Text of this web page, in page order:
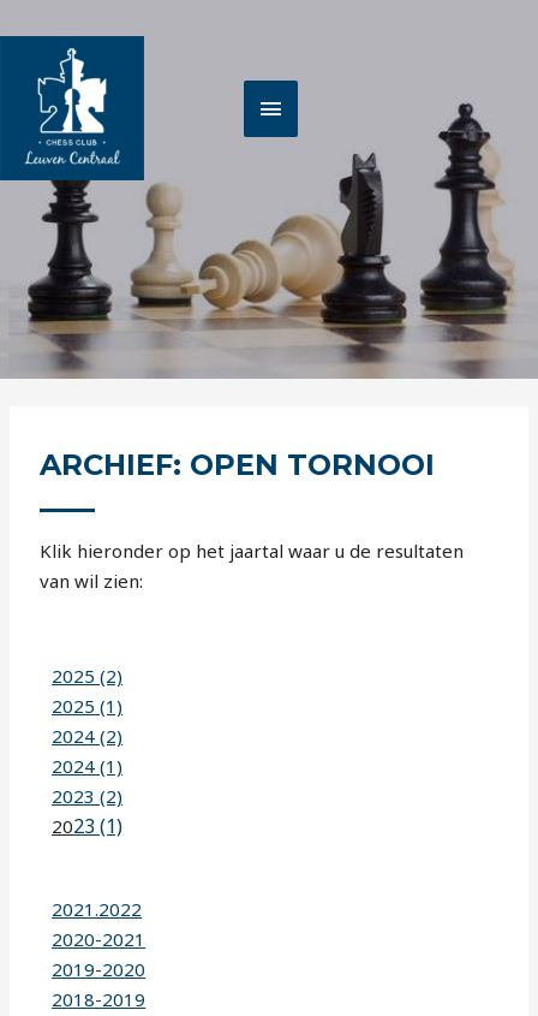
naar
inhoud
ARCHIEF: OPEN TORNOOI
Klik hieronder op het jaartal waar u de resultaten
van wil zien:
2025 (2)
2025 (1)
2024 (2)
2024 (1)
2023 (2)
2023 (1)
2021.2022
2020-2021
2019-2020
2018-2019